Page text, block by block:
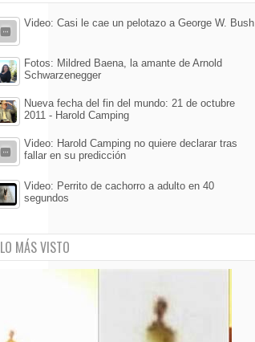
Video: Casi le cae un pelotazo a George W. Bush
Fotos: Mildred Baena, la amante de Arnold
Schwarzenegger
Nueva fecha del fin del mundo: 21 de octubre
2011 - Harold Camping
Video: Harold Camping no quiere declarar tras
fallar en su predicción
Video: Perrito de cachorro a adulto en 40
segundos
LO MÁS VISTO